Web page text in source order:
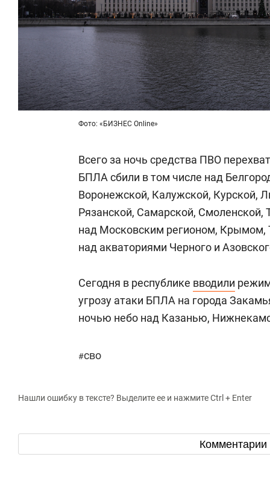
Фото: «БИЗНЕС Online»
Всего за ночь средства ПВО
БПЛА сбили в том числе над
Воронежской, Калужской, Курской,
Рязанской, Самарской, Смоленской,
над Московским регионом, Крымом,
над акваториями Черного и
Сегодня в республике вводили
угрозу атаки БПЛА на города
ночью небо над Казанью,
#сво
Нашли ошибку в тексте? Выделите ее и нажмите Ctrl + Enter
Комментарии